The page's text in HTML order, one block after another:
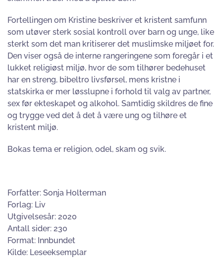
Fortellingen om Kristine beskriver et kristent samfunn
som utøver sterk sosial kontroll over barn og unge, like
sterkt som det man kritiserer det muslimske miljøet for.
Den viser også de interne rangeringene som foregår i et
lukket religiøst miljø, hvor de som tilhører bedehuset
har en streng, bibeltro livsførsel, mens kristne i
statskirka er mer løsslupne i forhold til valg av partner,
sex før ekteskapet og alkohol. Samtidig skildres de fine
og trygge ved det å det å være ung og tilhøre et
kristent miljø.
Bokas tema er religion, odel, skam og svik.
Forfatter: Sonja Holterman
Forlag: Liv
Utgivelsesår: 2020
Antall sider: 230
Format: Innbundet
Kilde: Leseeksemplar